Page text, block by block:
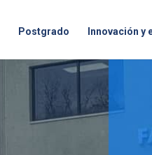
Postgrado Innovación y